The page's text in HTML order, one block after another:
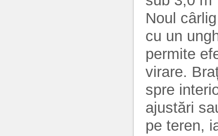
Noul
cu un
permite
virare.
spre
ajustări
pe teren,